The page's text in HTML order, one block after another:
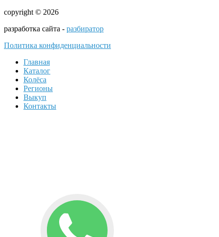
copyright © 2026
разработка сайта - разбиратор
Политика конфиденциальности
Главная
Каталог
Колёса
Регионы
Выкуп
Контакты